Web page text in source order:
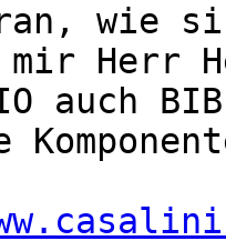
wie
Herr
auch